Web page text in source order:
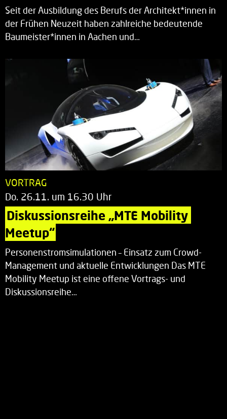
Seit der Ausbildung des Berufs der Architekt*innen in
der Frühen Neuzeit haben zahlreiche bedeutende
Baumeister*innen in Aachen und…
VORTRAG
Do. 26.11. um 16.30 Uhr
Diskussionsreihe „MTE Mobility
Meetup“
Personenstromsimulationen – Einsatz zum Crowd-
Management und aktuelle Entwicklungen Das MTE
Mobility Meetup ist eine offene Vortrags- und
Diskussionsreihe…